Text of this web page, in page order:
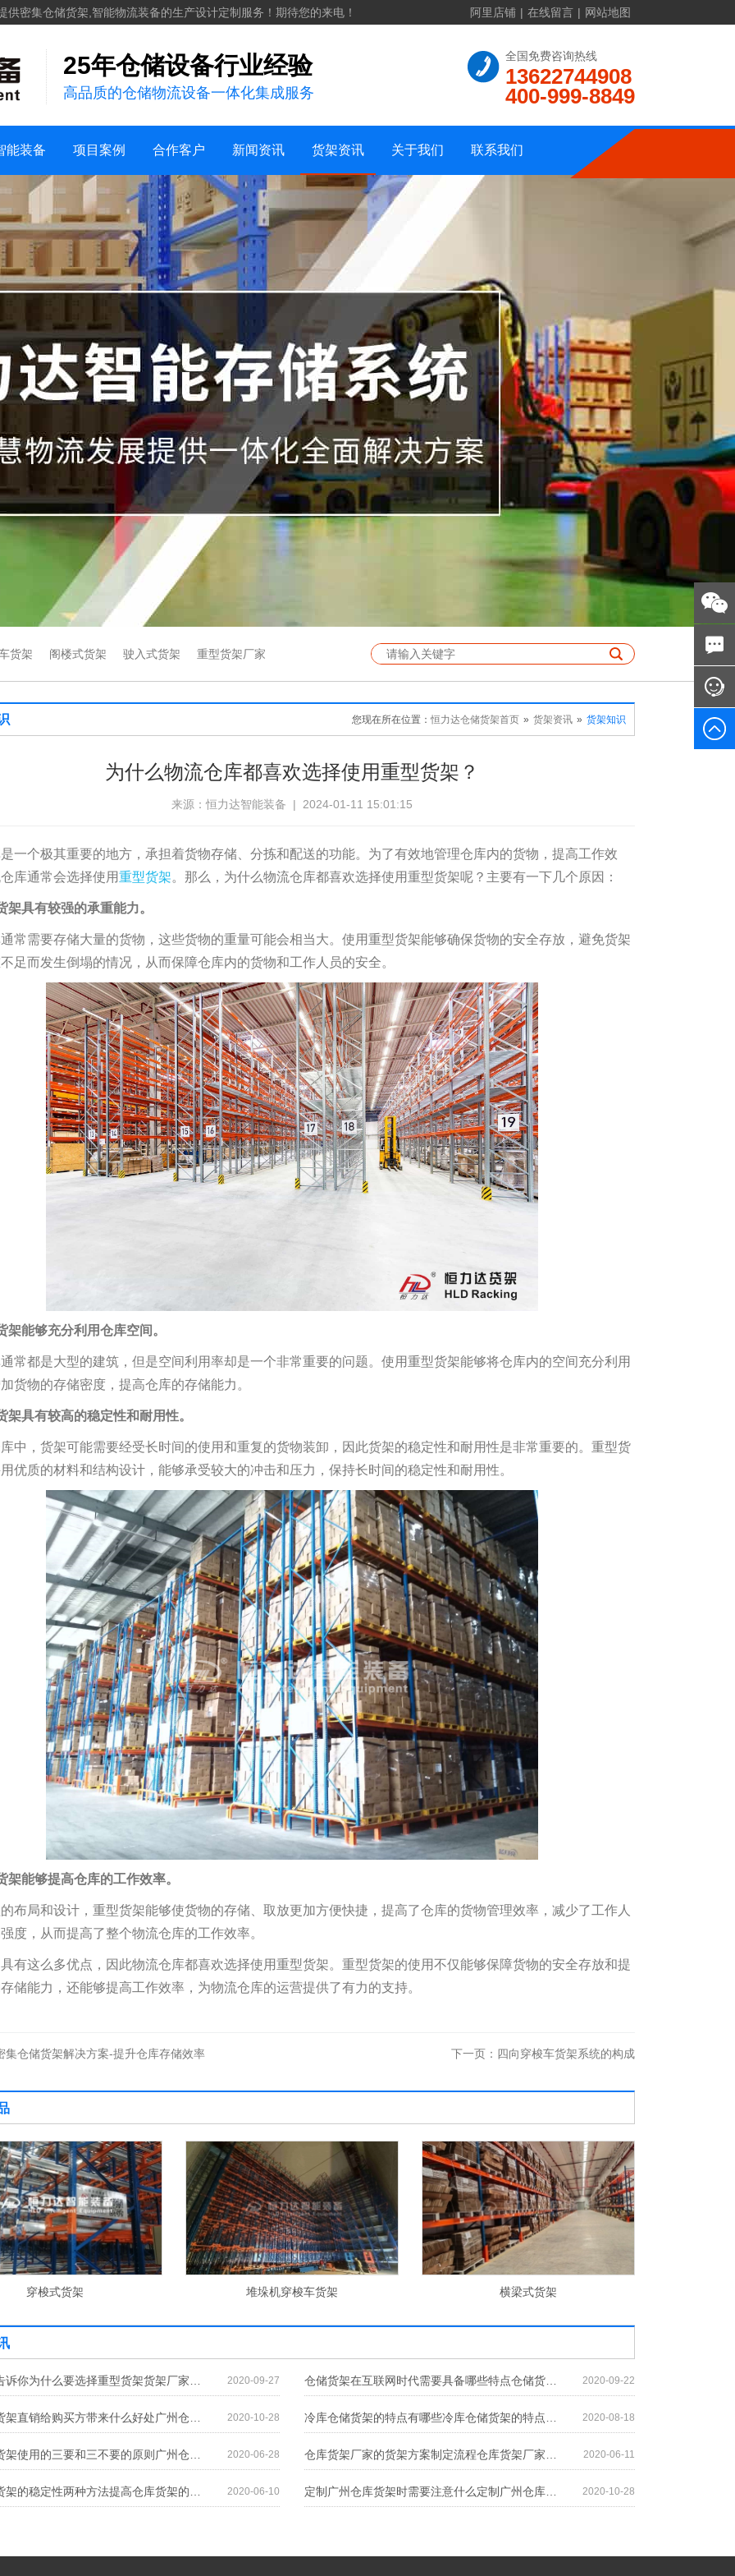
密集仓储货架,智能物流装备的生产设计定制服务！期待您的来电！ 阿里店铺 | 在线留言 | 网站地图
25年仓储设备行业经验
高品质的仓储物流设备一体化集成服务
全国免费咨询热线
13622744908
400-999-8849
能装备 项目案例
案例视频
销售地区 合作客户
化工
机械五金建材
新能源 新闻资讯
行业新闻 货架资讯
货架知识 关于我们
公司相册 联系我们
在线留言
网站地图
货架 阁楼式货架 驶入式货架 重型货架厂家
您现在所在位置： 恒力达仓储货架首页 » 货架资讯 » 货架知识
为什么物流仓库都喜欢选择使用重型货架？
来源：恒力达智能装备 | 2024-01-11 15:01:15
一个极其重要的地方，承担着货物存储、分拣和配送的功能。为了有效地管理仓库内的货物，提高工作效
库通常会选择使用重型货架。那么，为什么物流仓库都喜欢选择使用重型货架呢？主要有一下几个原因：
架具有较强的承重能力。
常需要存储大量的货物，这些货物的重量可能会相当大。使用重型货架能够确保货物的安全存放，避免货架
足而发生倒塌的情况，从而保障仓库内的货物和工作人员的安全。
架能够充分利用仓库空间。
常都是大型的建筑，但是空间利用率却是一个非常重要的问题。使用重型货架能够将仓库内的空间充分利用
货物的存储密度，提高仓库的存储能力。
架具有较高的稳定性和耐用性。
中，货架可能需要经受长时间的使用和重复的货物装卸，因此货架的稳定性和耐用性是非常重要的。重型货
优质的材料和结构设计，能够承受较大的冲击和压力，保持长时间的稳定性和耐用性。
架能够提高仓库的工作效率。
布局和设计，重型货架能够使货物的存储、取放更加方便快捷，提高了仓库的货物管理效率，减少了工作人
度，从而提高了整个物流仓库的工作效率。
有这么多优点，因此物流仓库都喜欢选择使用重型货架。重型货架的使用不仅能够保障货物的安全存放和提
储能力，还能够提高工作效率，为物流仓库的运营提供了有力的支持。
集仓储货架解决方案-提升仓库存储效率 下一页： 四向穿梭车货架系统的构成
穿梭式货架 堆垛机穿梭车货架 横梁式货架
2020-09-27 仓储货架在互联网时代需要具备哪些特点仓储货架在互联网时代需要具备哪些特点 2020-09-22
2020-10-28 2020-08-18
2020-06-28 2020-06-11
2020-06-10 定制广州仓库货架时需要注意什么定制广州仓库货架时需要注意什么 2020-10-28